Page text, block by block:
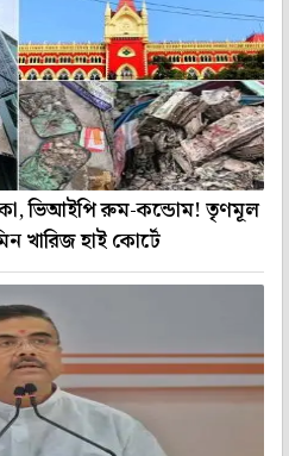
ভিআইপি রুম-কন্ডোম! তৃণমূল
খারিজ হাই কোর্টে